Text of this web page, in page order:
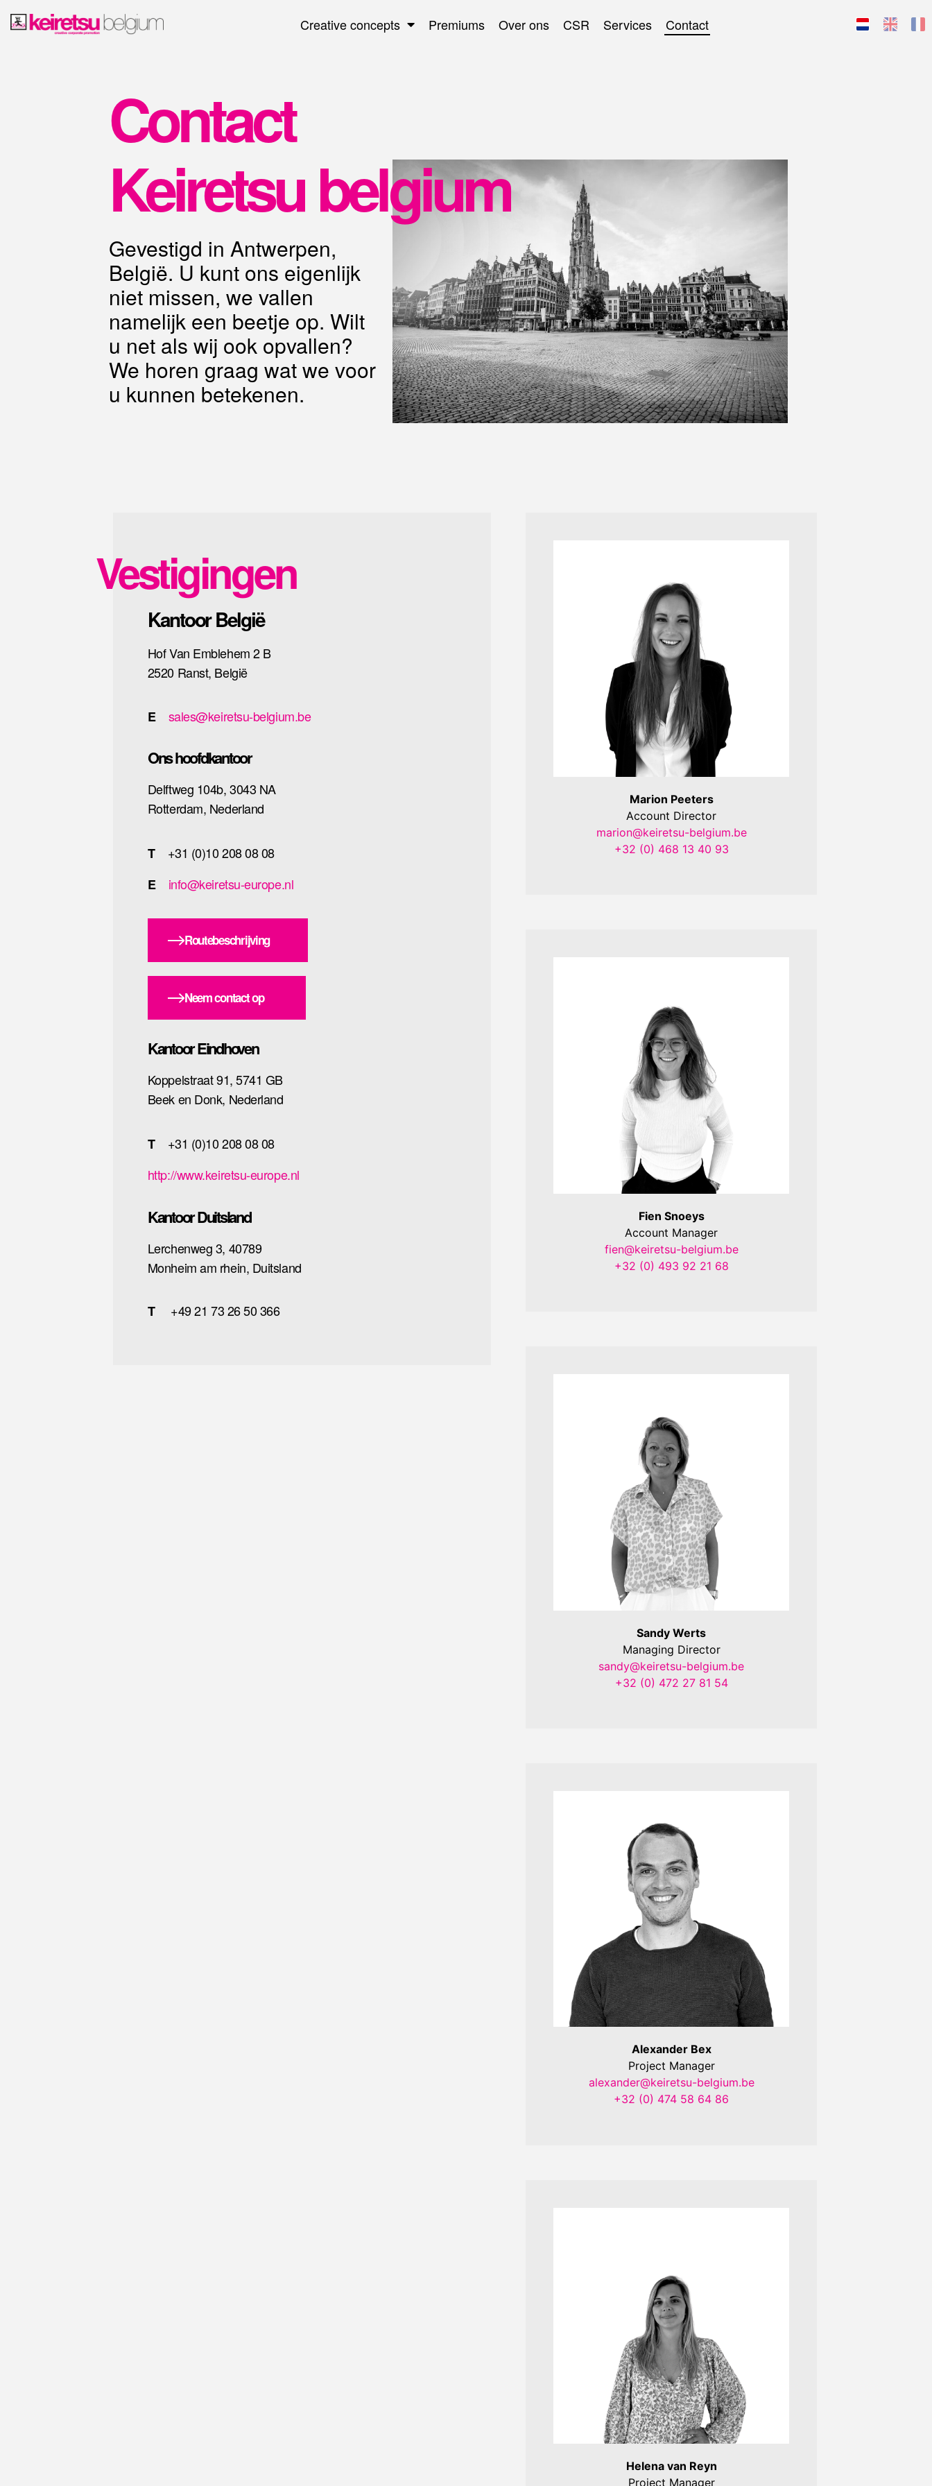
Creative concepts Premiums Over ons CSR Services Contact
Contact
Keiretsu belgium
Gevestigd in Antwerpen,
België. U kunt ons eigenlijk
niet missen, we vallen
namelijk een beetje op. Wilt
u net als wij ook opvallen?
We horen graag wat we voor
u kunnen betekenen.
Vestigingen
Kantoor België
Hof Van Emblehem 2 B
2520 Ranst, België
E sales@keiretsu-belgium.be
Ons hoofdkantoor
Delftweg 104b, 3043 NA
Rotterdam, Nederland
T+31 (0)10 208 08 08
E
info@keiretsu-europe.nl
Routebeschrijving
Neem contact op
Kantoor Eindhoven
Koppelstraat 91, 5741 GB
Beek en Donk, Nederland
T+31 (0)10 208 08 08
http://www.keiretsu-europe.nl
Kantoor Duitsland
Lerchenweg 3, 40789
Monheim am rhein, Duitsland
T+49 21 73 26 50 366
Marion Peeters
Account Director
marion@keiretsu-belgium.be
+32 (0) 468 13 40 93
Fien Snoeys
Account Manager
fien@keiretsu-belgium.be
+32 (0) 493 92 21 68
Sandy Werts
Managing Director
sandy@keiretsu-belgium.be
+32 (0) 472 27 81 54
Alexander Bex
Project Manager
alexander@keiretsu-belgium.be
+32 (0) 474 58 64 86
Helena van Reyn
Project Manager